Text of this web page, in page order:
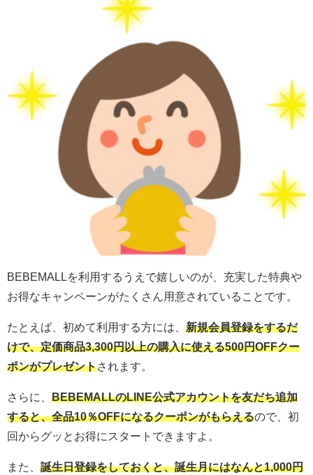
BEBEMALLを利用するうえで嬉しいのが、充実した特典や
お得なキャンペーンがたくさん用意されていることです。
たとえば、初めて利用する方には、 新規会員登録をするだ
けで、定価商品3,300円以上の購入に使える500円OFFクー
ポンがプレゼントされます。
さらに、 BEBEMALLのLINE公式アカウントを友だち追加
すると、全品10％OFFになるクーポンがもらえるので、初
回からグッとお得にスタートできますよ。
また、 誕生日登録をしておくと、誕生月にはなんと1,000円